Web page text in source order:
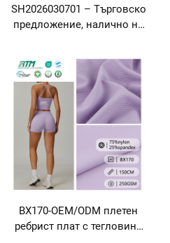
SH2026030701 – Търговско
предложение, налично на
средно тежко, меко и
удобно, устойчиво на
образуване на бучки,
отводняващо влага,
състав: 95 % памук, 5 %
спандекс, структура 1x1 –
за вътрешни дрехи и
тениски
BX170-OEM/ODM плетен
ребрист плат с тегловина